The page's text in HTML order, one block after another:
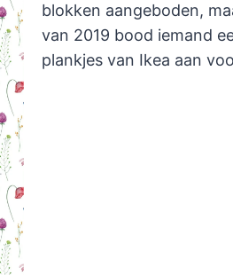
blokken aangeboden,
van 2019 bood iemand
plankjes van Ikea aan